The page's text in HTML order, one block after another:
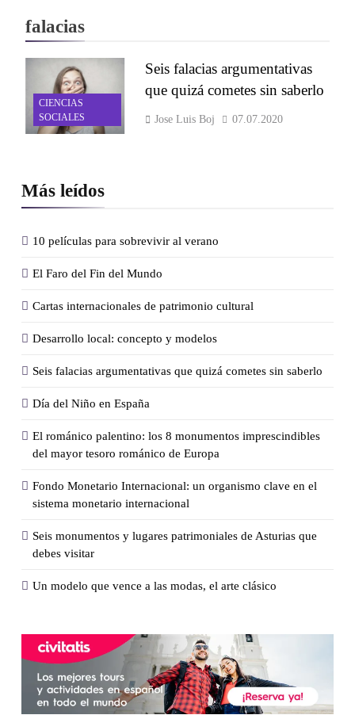
Más leídos
10 películas para sobrevivir al verano
El Faro del Fin del Mundo
Cartas internacionales de patrimonio cultural
Desarrollo local: concepto y modelos
Seis falacias argumentativas que quizá cometes sin saberlo
Día del Niño en España
El románico palentino: los 8 monumentos imprescindibles
del mayor tesoro románico de Europa
Fondo Monetario Internacional: un organismo clave en el
sistema monetario internacional
Seis monumentos y lugares patrimoniales de Asturias que
debes visitar
Un modelo que vence a las modas, el arte clásico
falacias
CIENCIAS
SOCIALES
Seis falacias argumentativas
que quizá cometes sin saberlo
Jose Luis Boj 07.07.2020